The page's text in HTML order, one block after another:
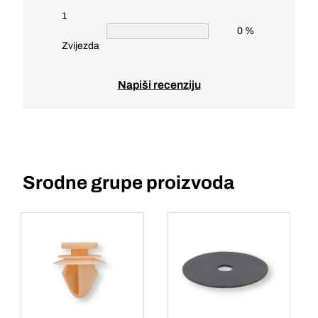
1
Zvijezda
0 %
Napiši recenziju
Srodne grupe proizvoda